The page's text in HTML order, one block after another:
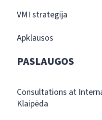
VMI strategija
Apklausos
PASLAUGOS
Consultations at
Klaipėda